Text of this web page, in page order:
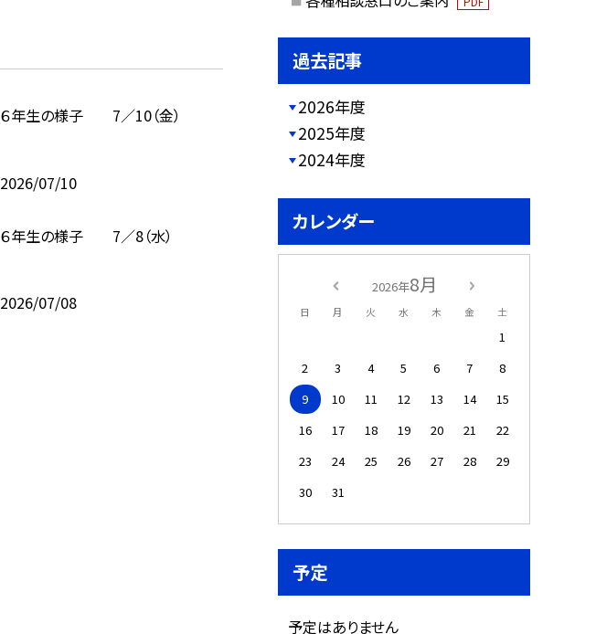
６年生の様子 7／10（金）
2026/07/10
６年生の様子 7／8（水）
2026/07/08
過去記事
2026年度
2025年度
2024年度
カレンダー
2026年8月
日 月 火 水 木 金 土
1
2
3 4 5 6 7
8
9
10 11 12 13 14
15
16
17 18 19 20 21
22
23
24 25 26 27 28
29
30
31
予定
予定はありません